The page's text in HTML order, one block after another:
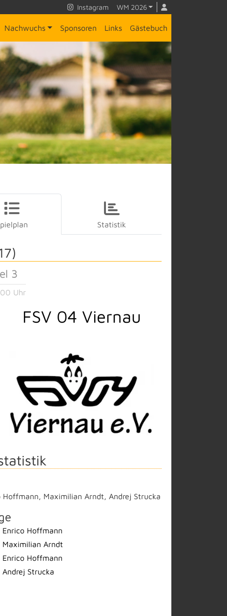
Instagram WM 2026
Nachwuchs Sponsoren Links Gästebuch
Statistik
3
Uhr
FSV 04 Viernau
Hoffmann Maximilian Arndt Andrej Strucka
Enrico Hoffmann
Maximilian Arndt
Enrico Hoffmann
Andrej Strucka